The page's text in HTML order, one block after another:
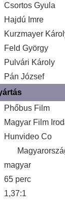
Csortos Gyula
Hajdú Imre
Kurzmayer
Feld György
Pulvári Károly
Pán József
Phőbus Film
Magyar Film
Hunvideo Co
magyar
65 perc
1,37:1